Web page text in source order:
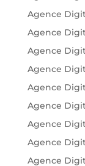
Agence
Agence
Agence
Agence
Agence
Agence
Agence
Agence
Agence